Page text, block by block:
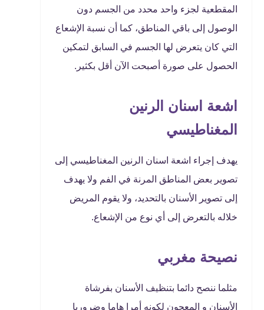
المقطعية لجزء واحد محدد من الجسم دون
الوصول إلى باقي المناطق، كما أن نسبة الإشعاع
التي كان يتعرض لها الجسم في السابق لتمكين
الحصول على صورة أصبحت الآن أقل بكثير.
اشعة اسنان الرنين
المغناطيسي
يهدف إجراء اشعة اسنان الرنين المغناطيسي إلى
تصوير بعض المناطق المرنة في الفم ولا يهدف
إلى تصوير الأسنان بالتحديد، ولا يقوم المريض
خلاله بالتعرض إلى أي نوع من الإشعاع.
نصيحة مغربي
مثلما ننصح دائما بتنظيف الأسنان بفرشاة
الأسنان و المعجون لكونه أمرا هاما وضروريا